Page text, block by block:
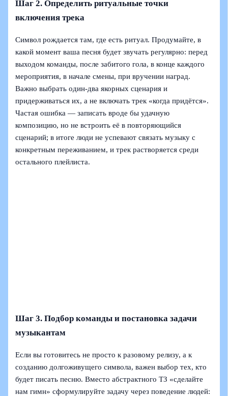
Шаг 2. Определить ритуальные точки
включения трека
Символ рождается там, где есть ритуал. Продумайте, в
какой момент ваша песня будет звучать регулярно: перед
выходом команды, после забитого гола, в конце каждого
мероприятия, в начале смены, при вручении наград.
Важно выбрать один‑два якорных сценария и
придерживаться их, а не включать трек «когда придётся».
Частая ошибка — записать вроде бы удачную
композицию, но не встроить её в повторяющийся
сценарий; в итоге люди не успевают связать музыку с
конкретным переживанием, и трек растворяется среди
остального плейлиста.
Шаг 3. Подбор команды и постановка задачи
музыкантам
Если вы готовитесь не просто к разовому релизу, а к
созданию долгоживущего символа, важен выбор тех, кто
будет писать песню. Вместо абстрактного ТЗ «сделайте
нам гимн» сформулируйте задачу через поведение людей: